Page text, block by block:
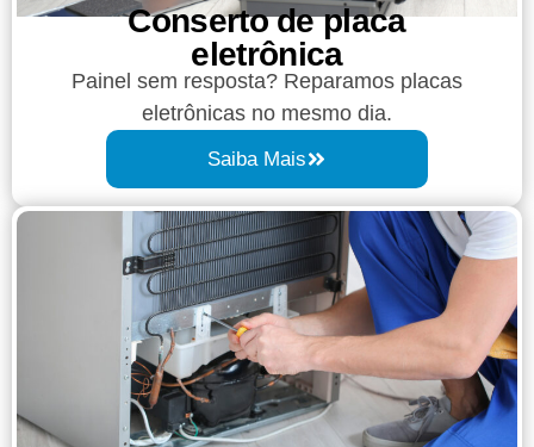
Conserto de placa
eletrônica
Painel sem resposta? Reparamos placas
eletrônicas no mesmo dia.
Saiba Mais